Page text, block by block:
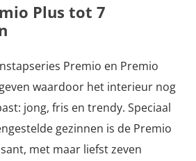
Plus tot 7
Premio en Premio
waardoor het interieur nog
jong, fris en trendy. Speciaal
gezinnen is de Premio
met maar liefst zeven